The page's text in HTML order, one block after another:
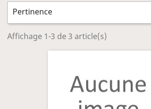
Pertinence
Affichage 1-3 de 3 article(s)